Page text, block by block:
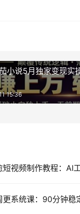
小说5月独家变现实
15:36